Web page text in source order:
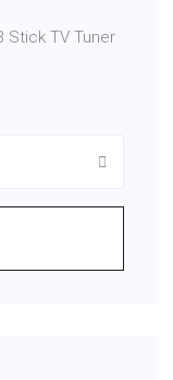
Stick TV Tuner